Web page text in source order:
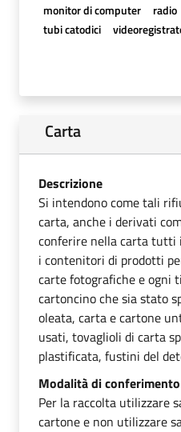
monitor di computer
radio
tubi catodici
Carta
Descrizione
Si intendono come tali
carta, anche i derivati
conferire nella carta tutti
i contenitori di prodotti
carte fotografiche e ogni
cartoncino che sia stato
oleata, carta e cartone
usati, tovaglioli di carta
plastificata, fustini del
Modalità di conferimento
Per la raccolta utilizzare
cartone e non utilizzare